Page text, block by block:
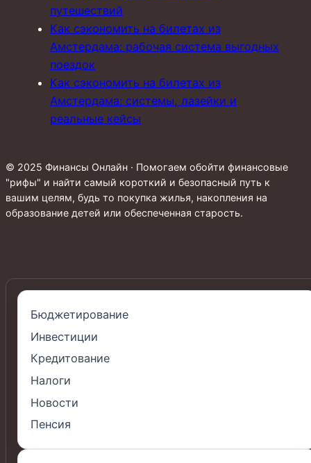
путешествий
Как сэкономить на билетах из
Амстердама: рабочая система выгодных
поездок
Как сэкономить на билетах из
Амстердама: системы, лазейки и
реальные кейсы
© 2025 Финансы Онлайн · Помогаем обойти финансовые
"рифы" и найти самый короткий и безопасный путь к
вашим целям, будь то покупка жилья, накопления на
образование детей или обеспеченная старость.
Бюджетирование
Инвестиции
Кредитование
Налоги
Новости
Пенсия